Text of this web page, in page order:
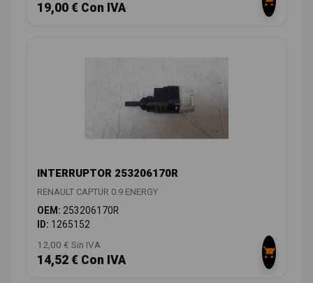
19,00 € Con IVA
INTERRUPTOR 253206170R
RENAULT CAPTUR 0.9 ENERGY
OEM: 253206170R
ID: 1265152
12,00 € Sin IVA
14,52 € Con IVA